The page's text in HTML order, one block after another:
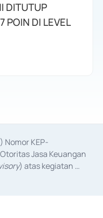
DITUTUP
POIN DI LEVEL
Nomor KEP-
Jasa Keuangan
) atas kegiatan